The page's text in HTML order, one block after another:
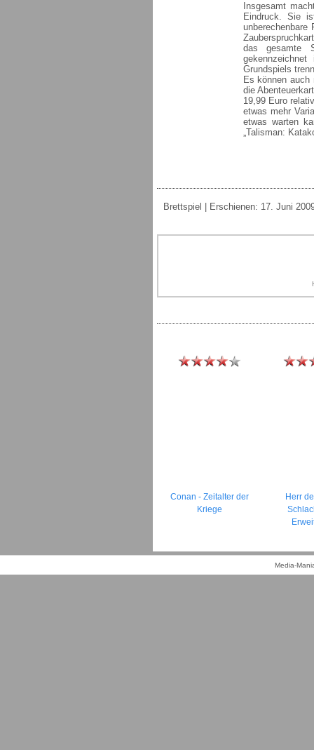
Insgesamt
Eindruck. Sie
das gesamte
Grundspiels
Es können auch
die
19,99 Euro
etwas mehr
etwas warten
„Talisman:
Brettspiel | Erschienen: 17. Juni
Conan - Zeitalter der
Kriege
Herr
Media-